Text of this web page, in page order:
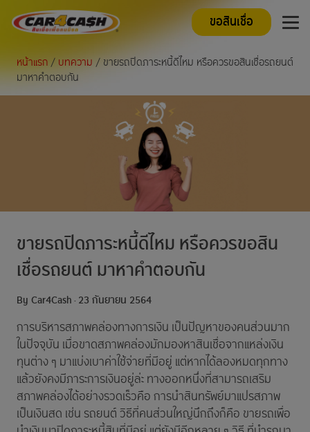
ขอสินเชื่อ
หน้าแรก/บทความ/ ขายรถปิดภาระหนี้ดีไหม หรือควรขอสินเชื่อรถยนต์
มาหาคำตอบกัน
ขายรถปิดภาระหนี้ดีไหม หรือควรขอสิน
เชื่อรถยนต์ มาหาคำตอบกัน
By Car4Cash · 23 กันยายน 2564
การบริหารสภาพคล่องทางการเงิน เป็นปัญหาของคนส่วนมาก
ในปัจจุบัน เมื่อขาดสภาพคล่องมักมองหาสินเชื่อจากแหล่งเงิน
ทุนต่าง ๆ มาแบ่งเบาค่าใช้จ่ายที่มีอยู่ แต่หากได้ลองหมดทุกทาง
แล้วยังคงมีภาระการเงินอยู่ล่ะ ทางออกหนึ่งที่สามารถเสริม
สภาพคล่องได้อย่างรวดเร็วคือ การนำสินทรัพย์มาแปรสภาพ
เป็นเงินสด เช่น รถยนต์ วิธีที่คนส่วนใหญ่นึกถึงก็คือ ขายรถเพื่อ